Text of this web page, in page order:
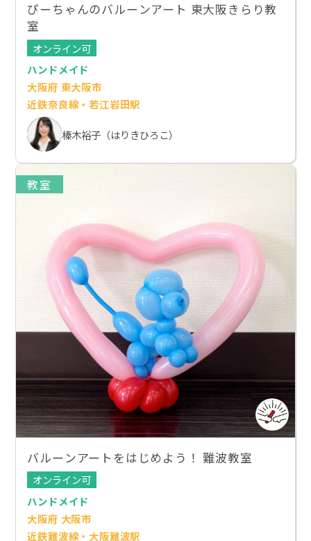
ぴーちゃんのバルーンアート 東大阪きらり教
室
オンライン可
ハンドメイド
大阪府 東大阪市
近鉄奈良線・若江岩田駅
榛木裕子（はりきひろこ）
教室
バルーンアートをはじめよう！ 難波教室
オンライン可
ハンドメイド
大阪府 大阪市
近鉄難波線・大阪難波駅